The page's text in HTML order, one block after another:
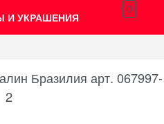
И УКРАШЕНИЯ
0
Бразилия арт. 067997-
2